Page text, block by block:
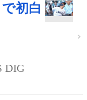
初白
DIG